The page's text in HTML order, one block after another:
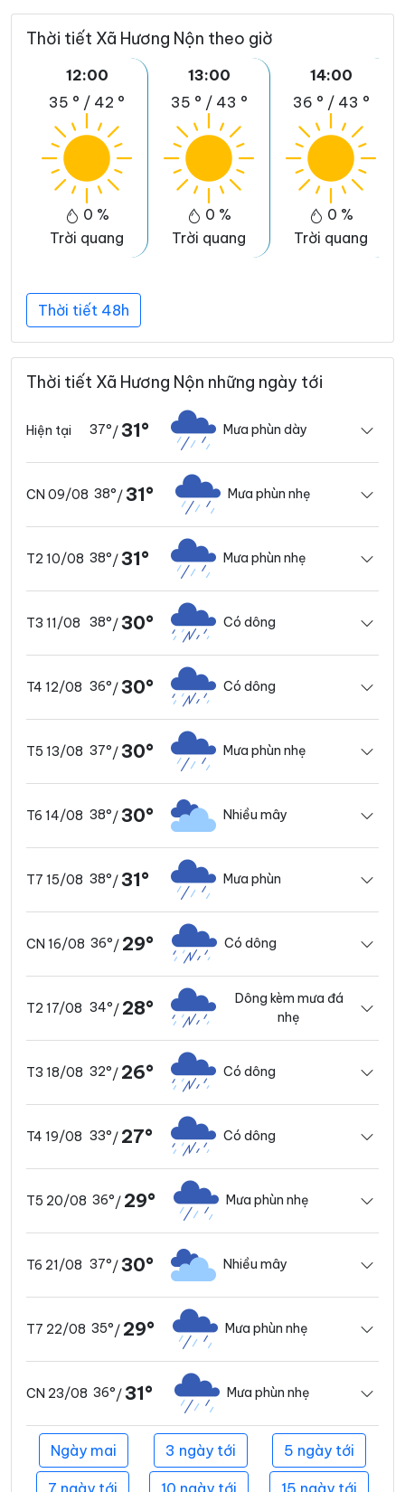
Thời tiết Xã Hương Nộn theo giờ
12:00
35 ° / 42 °
0 %
Trời quang
13:00
35 ° / 43 °
0 %
Trời quang
14:00
36 ° / 43 °
0 %
Trời quang
Thời tiết 48h
Thời tiết Xã Hương Nộn những ngày tới
Hiện tại 37°/31° Mưa phùn dày
CN 09/08 38°/31° Mưa phùn nhẹ
T2 10/08 38°/31° Mưa phùn nhẹ
T3 11/08 38°/30° Có dông
T4 12/08 36°/30° Có dông
T5 13/08 37°/30° Mưa phùn nhẹ
T6 14/08 38°/30° Nhiều mây
T7 15/08 38°/31° Mưa phùn
CN 16/08 36°/ 29° Có dông
T2 17/08 34°/ 28°
Dông kèm mưa đá
nhẹ
T3 18/08 32°/ 26° Có dông
T4 19/08 33°/ 27° Có dông
T5 20/08 36°/ 29° Mưa phùn nhẹ
T6 21/08 37°/30° Nhiều mây
T7 22/08 35°/ 29° Mưa phùn nhẹ
CN 23/08 36°/31° Mưa phùn nhẹ
Ngày mai 3 ngày tới 5 ngày tới
7 ngày tới 10 ngày tới 15 ngày tới